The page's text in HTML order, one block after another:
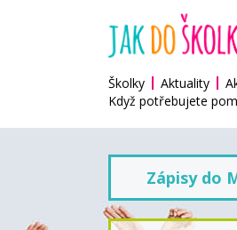
Školky Aktuality
Když potřebujete
Zápisy do